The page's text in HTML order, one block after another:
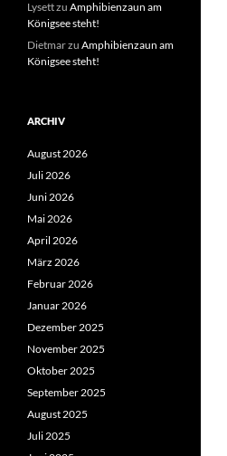
Lysettzu Amphibienzaun am
Königsee steht!
Dietmarzu Amphibienzaun am
Königsee steht!
ARCHIV
August 2026
Juli 2026
Juni 2026
Mai 2026
April 2026
März 2026
Februar 2026
Januar 2026
Dezember 2025
November 2025
Oktober 2025
September 2025
August 2025
Juli 2025